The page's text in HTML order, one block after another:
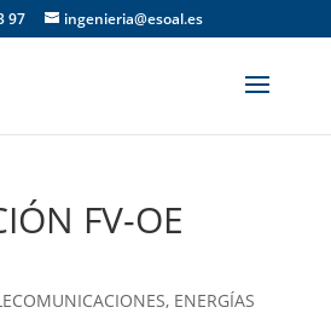
97 ingenieria@esoal.es
FV-OE
, ENERGÍAS